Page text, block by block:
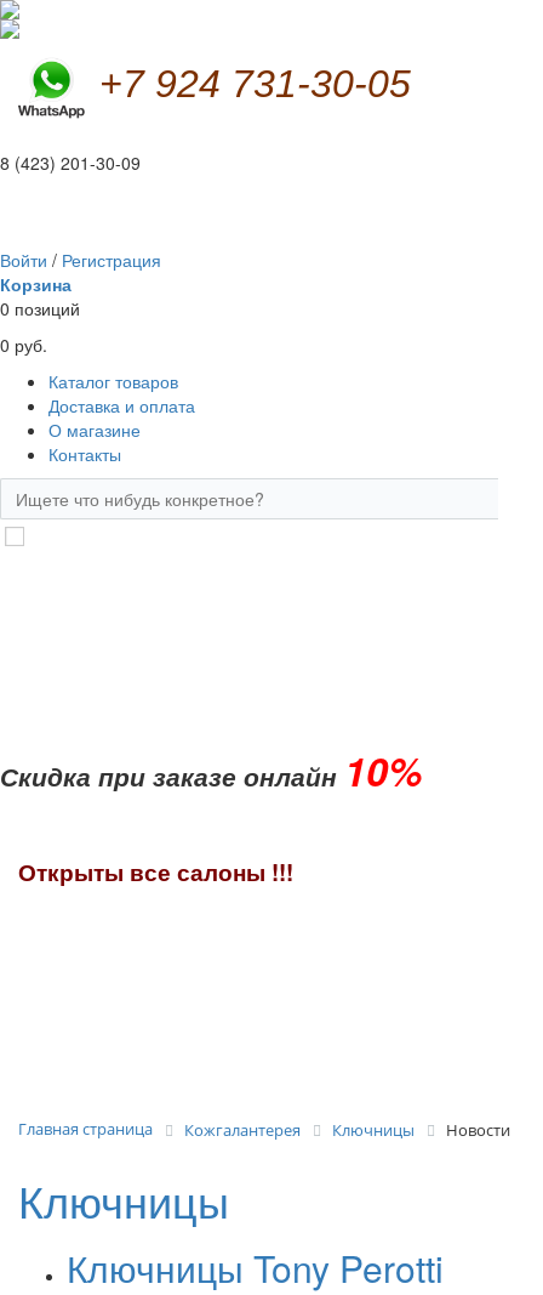
+7 924 731-30-05
8 (423) 201-30-09
Войти / Регистрация
Корзина
0 позиций
0 руб.
Каталог товаров
Доставка и оплата
О магазине
Контакты
Скидка при заказе онлайн 10%
Открыты все салоны !!!
Главная страница Кожгалантерея Ключницы Новости
Ключницы
Ключницы Tony Perotti